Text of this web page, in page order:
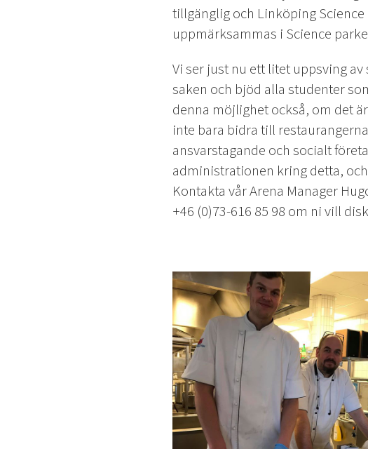
tillgänglig och Linköping
uppmärksammas i Science
Vi ser just nu ett litet uppsving
saken och bjöd alla studenter
denna möjlighet också, om det
inte bara bidra till
ansvarstagande och socialt
administrationen kring detta,
Kontakta vår Arena Manager
+46 (0)73-616 85 98 om ni vill